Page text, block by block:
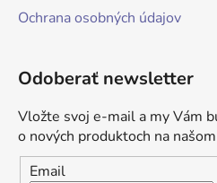
Ochrana osobných údajov
Odoberať newsletter
Vložte svoj e-mail a my Vám
o nových produktoch na
Email